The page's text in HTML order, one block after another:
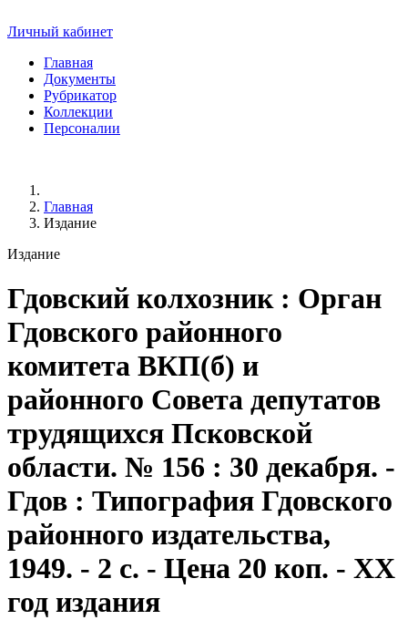
Личный кабинет
Главная
Документы
Рубрикатор
Коллекции
Персоналии
Главная
Издание
Издание
Гдовский колхозник: Орган
Гдовского районного
комитета ВКП(б) и
районного Совета депутатов
трудящихся Псковской
области. № 156 : 30 декабря. -
Гдов : Типография Гдовского
районного издательства,
1949. - 2 с. - Цена 20 коп. - XX
год издания